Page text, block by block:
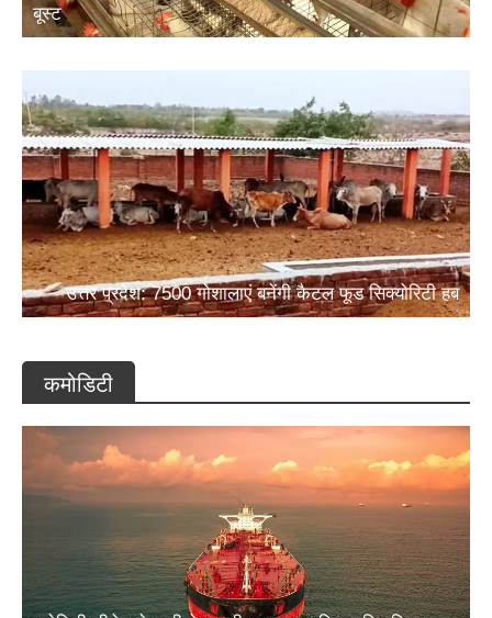
बूस्ट
उत्तर प्रदेश: 7500 गोशालाएं बनेंगी कैटल फूड सिक्योरिटी हब
कमोडिटी